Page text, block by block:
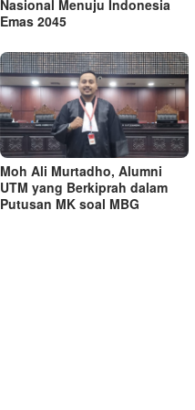
Nasional Menuju Indonesia
Emas 2045
Moh Ali Murtadho, Alumni
UTM yang Berkiprah dalam
Putusan MK soal MBG